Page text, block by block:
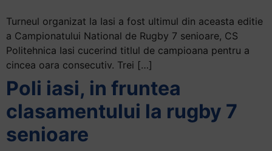
help
you
navigate
and
interact
with
the
Turneul organizat la Iasi a fost ultimul din aceasta editie
a Campionatului National de Rugby 7 senioare, CS
Politehnica Iasi cucerind titlul de campioana pentru a
cincea oara consecutiv. Trei […]
Poli iasi, in fruntea
clasamentului la rugby 7
senioare